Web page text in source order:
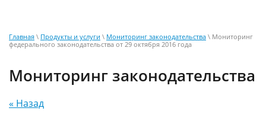
Главная \ Продукты и услуги \ Мониторинг законодательства \ Мониторинг
федерального законодательства от 29 октября 2016 года
Мониторинг законодательства
« Назад